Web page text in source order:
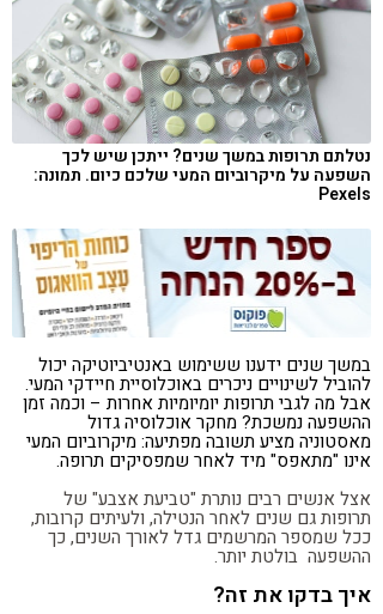
נטלתם תרופות במשך שנים? ייתכן שיש לכך
השפעה על מיקרוביום המעי שלכם כיום. תמונה:
Pexels
במשך שנים ידענו ששימוש באנטיביוטיקה יכול
להוביל לשינויים ניכרים באוכלוסיית חיידקי המעי.
אבל מה לגבי תרופות יומיומיות אחרות – וכמה זמן
ההשפעה נמשכת? מחקר אוכלוסיה גדול
מאסטוניה מציע תשובה מפתיעה: מיקרוביום המעי
אינו "מתאפס" מיד לאחר שמפסיקים תרופה.
אצל אנשים רבים נותרת "טביעת אצבע" של
תרופות גם שנים לאחר הנטילה, ולעיתים קרובות,
ככל שמספר המרשמים גדל לאורך השנים, כך
ההשפעה בולטת יותר.
איך בדקו את זה?